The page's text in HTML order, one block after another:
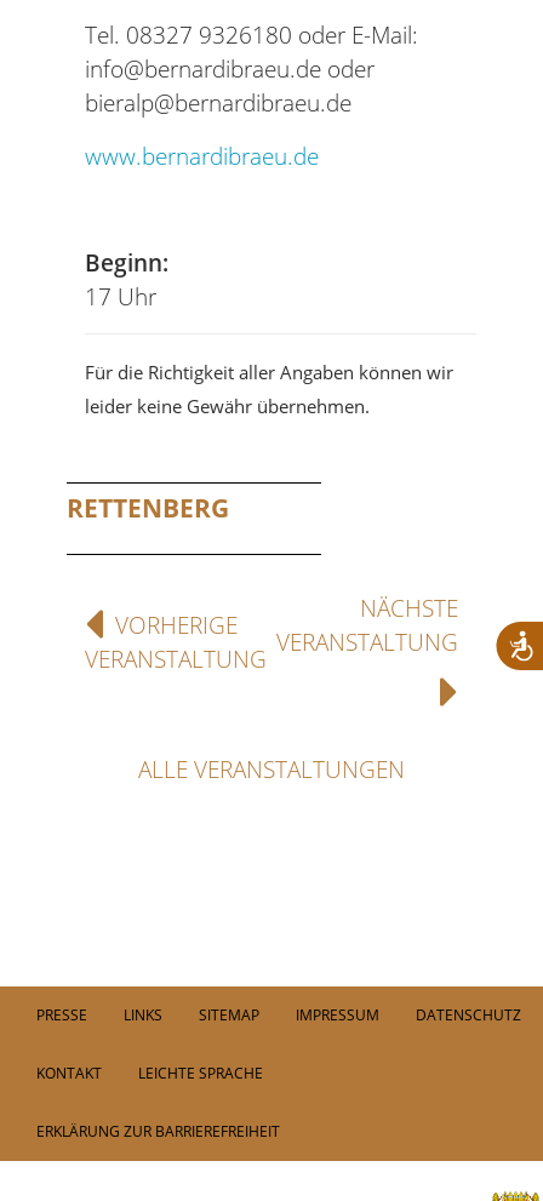
Tel. 08327 9326180 oder E-Mail:
info@bernardibraeu.de oder
bieralp@bernardibraeu.de
www.bernardibraeu.de
Beginn:
17 Uhr
Für die Richtigkeit aller Angaben können wir
leider keine Gewähr übernehmen.
RETTENBERG
VORHERIGE
VERANSTALTUNG
NÄCHSTE
VERANSTALTUNG
ALLE VERANSTALTUNGEN
PRESSE LINKS SITEMAP IMPRESSUM DATENSCHUTZ
KONTAKT LEICHTE SPRACHE
ERKLÄRUNG ZUR BARRIEREFREIHEIT